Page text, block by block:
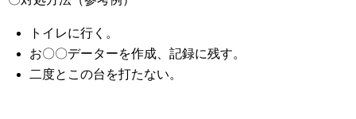
トイレに行く。
お〇〇データーを作成、記録に残す。
二度とこの台を打たない。